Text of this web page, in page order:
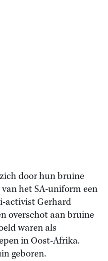
door hun bruine
het SA-uniform een
activist Gerhard
overschot aan bruine
waren als
in Oost-Afrika.
geboren.